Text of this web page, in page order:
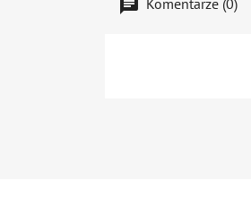
Komentarze (0)